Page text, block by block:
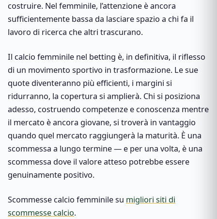
costruire. Nel femminile, l’attenzione è ancora
sufficientemente bassa da lasciare spazio a chi fa il
lavoro di ricerca che altri trascurano.
Il calcio femminile nel betting è, in definitiva, il riflesso
di un movimento sportivo in trasformazione. Le sue
quote diventeranno più efficienti, i margini si
ridurranno, la copertura si amplierà. Chi si posiziona
adesso, costruendo competenze e conoscenza mentre
il mercato è ancora giovane, si troverà in vantaggio
quando quel mercato raggiungerà la maturità. È una
scommessa a lungo termine — e per una volta, è una
scommessa dove il valore atteso potrebbe essere
genuinamente positivo.
Scommesse calcio femminile su migliori siti di
scommesse calcio.